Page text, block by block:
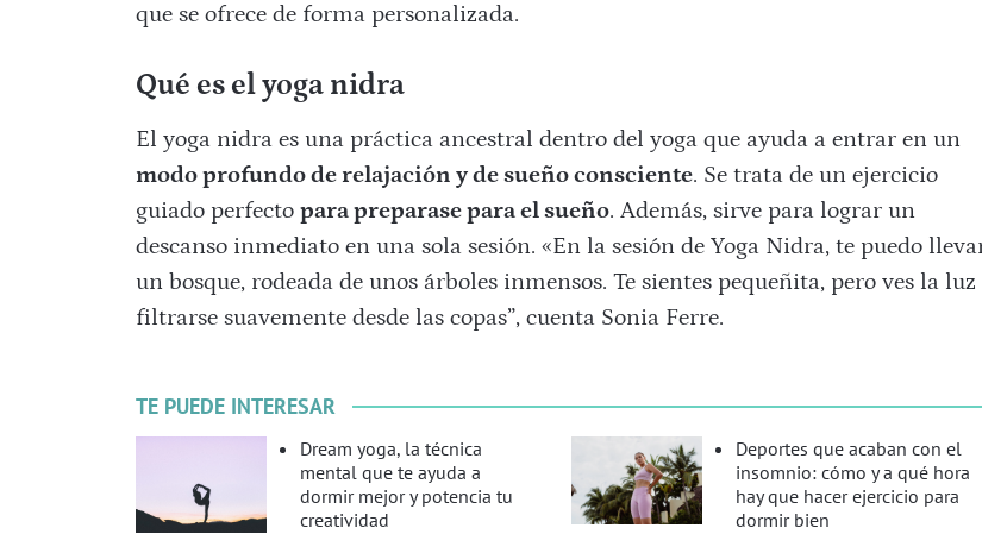
que se ofrece de forma personalizada.
Qué es el yoga nidra
El yoga nidra es una práctica ancestral dentro del yoga que ayuda a entrar en un
modo profundo de relajación y de sueño consciente. Se trata de un ejercicio
guiado perfecto para preparase para el sueño. Además, sirve para lograr un
descanso inmediato en una sola sesión. «En la sesión de Yoga Nidra, te puedo
un bosque, rodeada de unos árboles inmensos. Te sientes pequeñita, pero ves la luz
filtrarse suavemente desde las copas”, cuenta Sonia Ferre.
TE PUEDE INTERESAR
Dream yoga, la técnica
mental que te ayuda a
dormir mejor y potencia tu
creatividad
Deportes que acaban con el
insomnio: cómo y a qué hora
hay que hacer ejercicio para
dormir bien